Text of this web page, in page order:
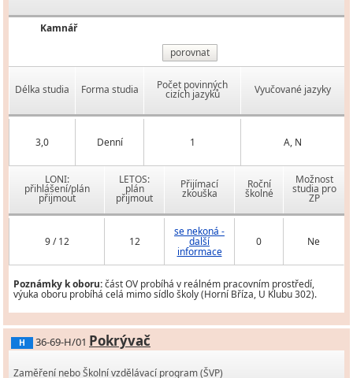
Kamnář
porovnat
Délka studia Forma studia Počet povinných
cizích jazyků Vyučované jazyky
3,0 Denní 1 A, N
LONI:
přihlášení/plán
přijmout
LETOS:
plán
přijmout
Přijímací
zkouška
Roční
školné
Možnost
studia pro
ZP
9 / 12 12
se nekoná -
další
informace
0 Ne
Poznámky k oboru:část OV probíhá v reálném pracovním prostředí,
výuka oboru probíhá celá mimo sídlo školy (Horní Bříza, U Klubu 302).
H 36-69-H/01 Pokrývač
Zaměření nebo Školní vzdělávací program (ŠVP)